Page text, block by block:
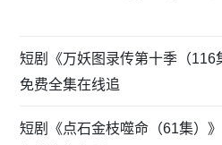
短剧《万妖图录传第十季（116
免费全集在线追
短剧《点石金枝噬命（61集）